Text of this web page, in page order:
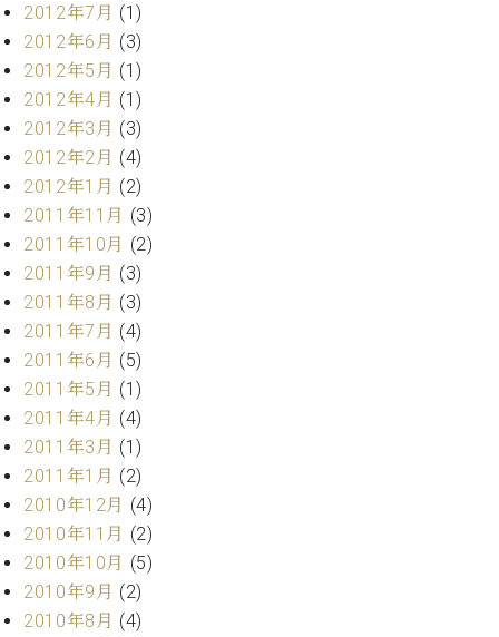
ス
タ
マ
ー
サ
ー
ビ
(
調
律
)
フ
タ
ー
サ
ー
ス
(調
律)
調
律
師
2012年7月 (1)
2012年6月 (3)
2012年5月 (1)
2012年4月 (1)
2012年3月 (3)
2012年2月 (4)
2012年1月 (2)
2011年11月 (3)
2011年10月 (2)
2011年9月 (3)
2011年8月 (3)
2011年7月 (4)
2011年6月 (5)
2011年5月 (1)
2011年4月 (4)
2011年3月 (1)
2011年1月 (2)
2010年12月 (4)
2010年11月 (2)
2010年10月 (5)
2010年9月 (2)
2010年8月 (4)